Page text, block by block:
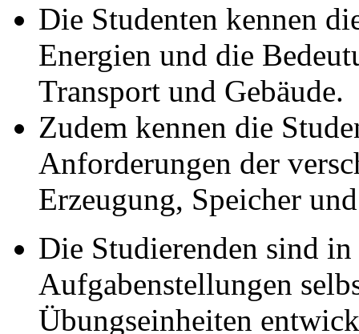
Die Studenten kennen
Energien und die
Transport und Gebäude.
Zudem kennen die
Anforderungen der
Erzeugung, Speicher
Die Studierenden sind
Aufgabenstellungen
Übungseinheiten